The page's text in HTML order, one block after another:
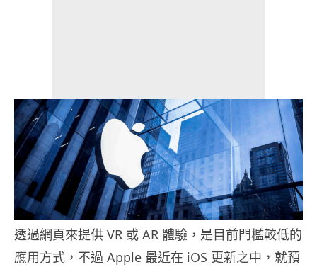
透過網頁來提供 VR 或 AR 體驗，是目前門檻較低的
應用方式，不過 Apple 最近在 iOS 更新之中，就預